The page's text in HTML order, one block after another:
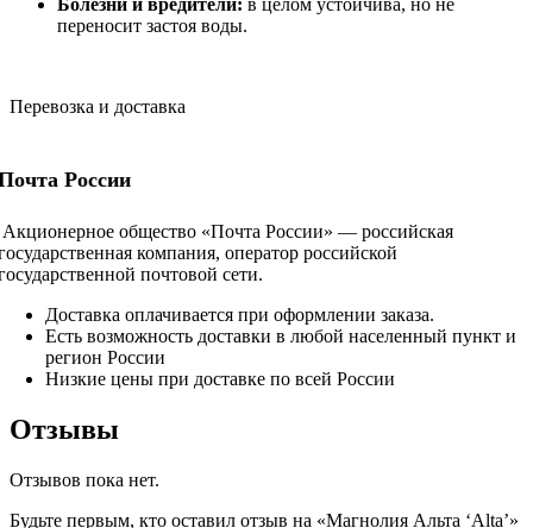
Болезни и вредители: в целом устойчива, но не
переносит застоя воды.
Перевозка и доставка
России
общество «Почта России» — российская
компания, оператор российской
почтовой сети.
Доставка оплачивается при оформлении заказа.
Есть возможность доставки в любой населенный пункт и
регион России
Низкие цены при доставке по всей России
Отзывы
Отзывов пока нет.
Будьте первым, кто оставил отзыв на «Магнолия Альта ‘Alta’»